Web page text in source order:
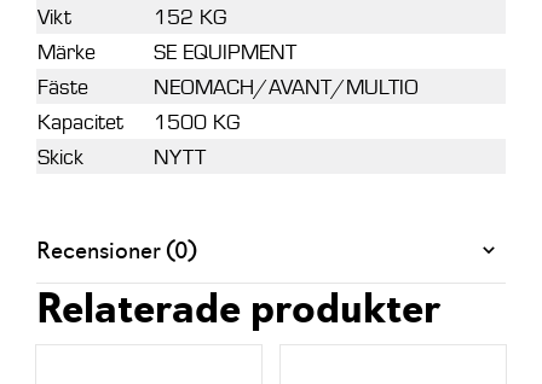
Vikt
152 KG
Märke
SE EQUIPMENT
Fäste
NEOMACH/AVANT/MULTIO
Kapacitet
1500 KG
Skick
NYTT
Recensioner (0)
Relaterade produkter